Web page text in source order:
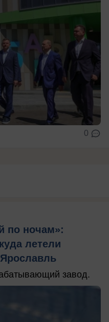
0
по ночам»:
летели
завод.